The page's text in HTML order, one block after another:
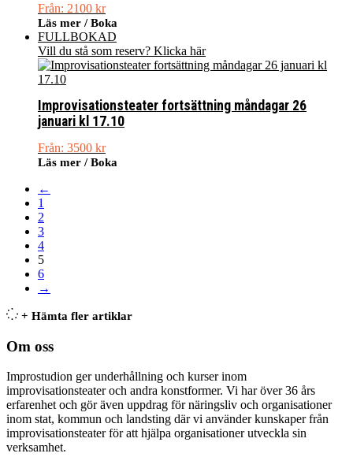
Från: 2100 kr
Läs mer / Boka
FULLBOKAD
Vill du stå som reserv? Klicka här
Improvisationsteater fortsättning måndagar 26
januari kl 17.10
Från: 3500 kr
Läs mer / Boka
←
1
2
3
4
5
6
→
+ Hämta fler artiklar
Om oss
Improstudion ger underhållning och kurser inom
improvisationsteater och andra konstformer. Vi har över 36 års
erfarenhet och gör även uppdrag för näringsliv och organisationer
inom stat, kommun och landsting där vi använder kunskaper från
improvisationsteater för att hjälpa organisationer utveckla sin
verksamhet.